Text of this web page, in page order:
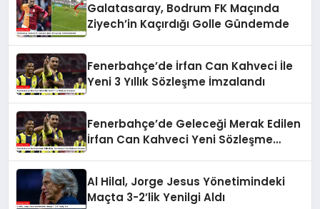
Galatasaray, Bodrum FK Maçında
Ziyech’in Kaçırdığı Golle Gündemde
Fenerbahçe’de İrfan Can Kahveci İle
Yeni 3 Yıllık Sözleşme İmzalandı
Fenerbahçe’de Geleceği Merak Edilen
İrfan Can Kahveci Yeni Sözleşme
Al Hilal, Jorge Jesus Yönetimindeki
Maçta 3-2’lik Yenilgi Aldı